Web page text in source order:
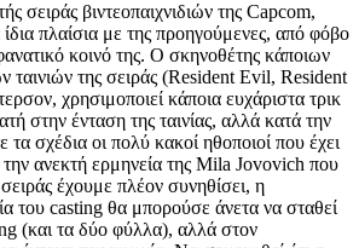
σειράς βιντεοπαιχνιδιών της Capcom,
ίδια πλαίσια με της προηγούμενες, από φόβο
κοινό της. Ο σκηνοθέτης κάποιων
ταινιών της σειράς (Resident Evil, Resident
χρησιμοποιεί κάποια ευχάριστα τρικ
στην ένταση της ταινίας, αλλά κατά την
σχέδια οι πολύ κακοί ηθοποιοί που έχει
την ανεκτή ερμηνεία της Mila Jovovich που
έχουμε πλέον συνηθίσει, η
του casting θα μπορούσε άνετα να σταθεί
(και τα δύο φύλλα), αλλά στον